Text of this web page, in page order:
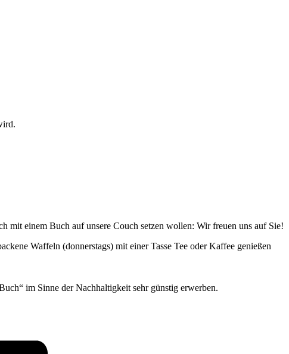
mit einem Buch auf unsere Couch setzen wollen: Wir freuen uns auf Sie!
Waffeln (donnerstags) mit einer Tasse Tee oder Kaffee genießen
im Sinne der Nachhaltigkeit sehr günstig erwerben.